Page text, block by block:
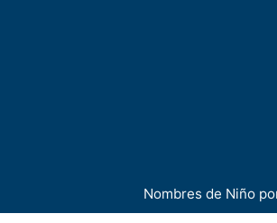
Nombres de Niño